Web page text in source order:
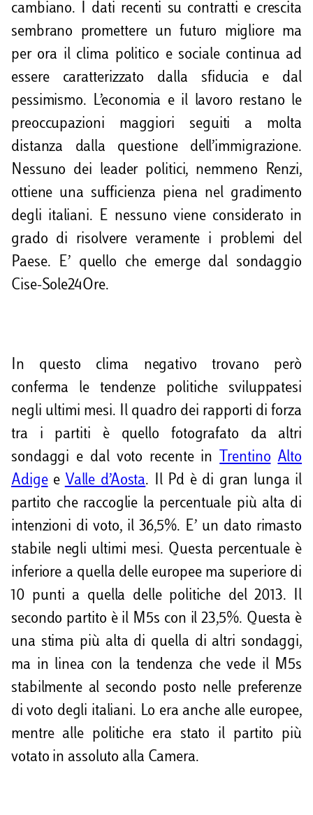
cambiano. I dati recenti su contratti e crescita
sembrano promettere un futuro migliore ma
per ora il clima politico e sociale continua ad
essere caratterizzato dalla sfiducia e dal
pessimismo. L’economia e il lavoro restano le
preoccupazioni maggiori seguiti a molta
distanza dalla questione dell’immigrazione.
Nessuno dei leader politici, nemmeno Renzi,
ottiene una sufficienza piena nel gradimento
degli italiani. E nessuno viene considerato in
grado di risolvere veramente i problemi del
Paese. E’ quello che emerge dal sondaggio
Cise-Sole24Ore.
In questo clima negativo trovano però
conferma le tendenze politiche sviluppatesi
negli ultimi mesi. Il quadro dei rapporti di forza
tra i partiti è quello fotografato da altri
sondaggi e dal voto recente in
Trentino Alto
Adigee Valle d’Aosta. Il Pd è di gran lunga il
partito che raccoglie la percentuale più alta di
intenzioni di voto, il 36,5%. E’ un dato rimasto
stabile negli ultimi mesi. Questa percentuale è
inferiore a quella delle europee ma superiore di
10 punti a quella delle politiche del 2013. Il
secondo partito è il M5s con il 23,5%. Questa è
una stima più alta di quella di altri sondaggi,
ma in linea con la tendenza che vede il M5s
stabilmente al secondo posto nelle preferenze
di voto degli italiani. Lo era anche alle europee,
mentre alle politiche era stato il partito più
votato in assoluto alla Camera.